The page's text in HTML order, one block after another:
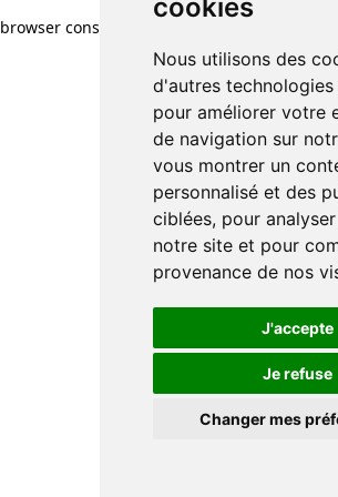
cookies
Nous utilisons des
d'autres technologies
pour améliorer votre
de navigation sur
vous montrer un
personnalisé et des
ciblées, pour
notre site et pour
provenance de nos
J'accepte
Je refuse
Changer mes
browser console for more information)